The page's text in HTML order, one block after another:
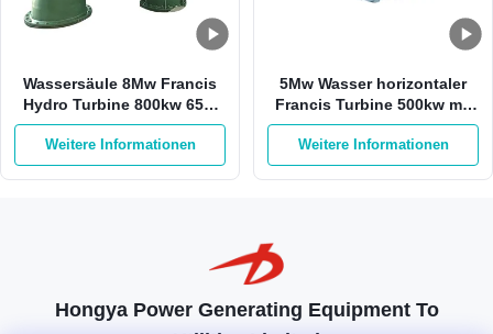
Wassersäule 8Mw Francis
Hydro Turbine 800kw 65m
Francis Turbine Generator
Weitere Informationen
5Mw Wasser horizontaler
Francis Turbine 500kw mit
Edelstahl-Läufer
Weitere Informationen
Hongya Power Generating Equipment To